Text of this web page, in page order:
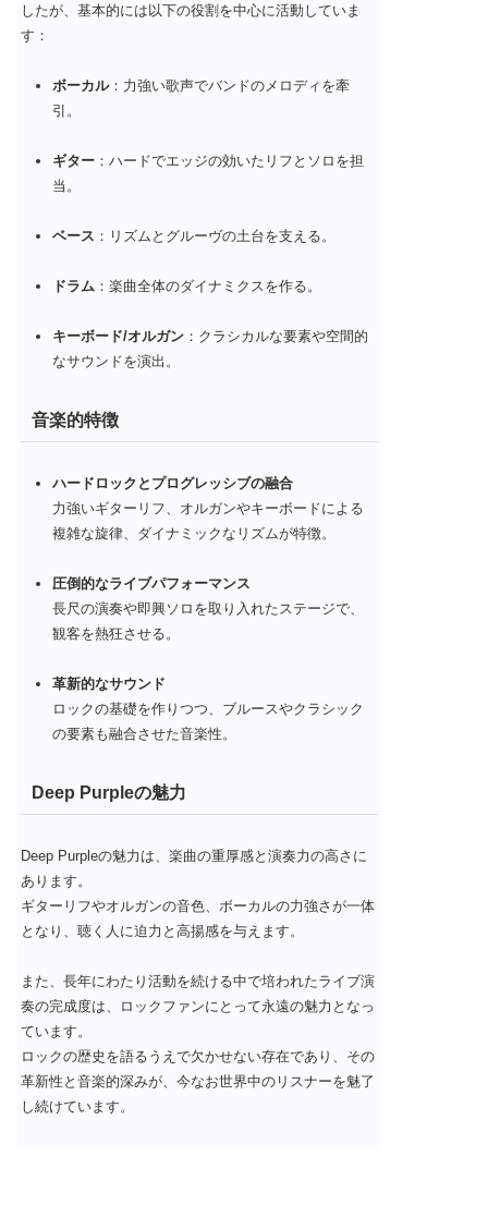
したが、基本的には以下の役割を中心に活動していま
す：
ボーカル：力強い歌声でバンドのメロディを牽
引。
ギター：ハードでエッジの効いたリフとソロを担
当。
ベース ：リズムとグルーヴの土台を支える。
ドラム ：楽曲全体のダイナミクスを作る。
キーボード/オルガン：クラシカルな要素や空間的
なサウンドを演出。
音楽的特徴
ハードロックとプログレッシブの融合
力強いギターリフ、オルガンやキーボードによる
複雑な旋律、ダイナミックなリズムが特徴。
圧倒的なライブパフォーマンス
長尺の演奏や即興ソロを取り入れたステージで、
観客を熱狂させる。
革新的なサウンド
ロックの基礎を作りつつ、ブルースやクラシック
の要素も融合させた音楽性。
Deep Purpleの魅力
Deep Purpleの魅力は、楽曲の重厚感と演奏力の高さに
あります。
ギターリフやオルガンの音色、ボーカルの力強さが一体
となり、聴く人に迫力と高揚感を与えます。
また、長年にわたり活動を続ける中で培われたライブ演
奏の完成度は、ロックファンにとって永遠の魅力となっ
ています。
ロックの歴史を語るうえで欠かせない存在であり、その
革新性と音楽的深みが、今なお世界中のリスナーを魅了
し続けています。